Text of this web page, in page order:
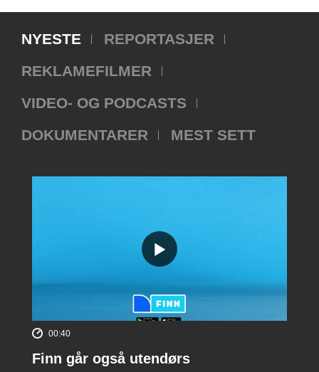
NYESTE
REPORTASJER
REKLAMEFILMER
VIDEO- OG PODCASTS
DOKUMENTARER
MEST SETT
00:40
Finn går også utendørs